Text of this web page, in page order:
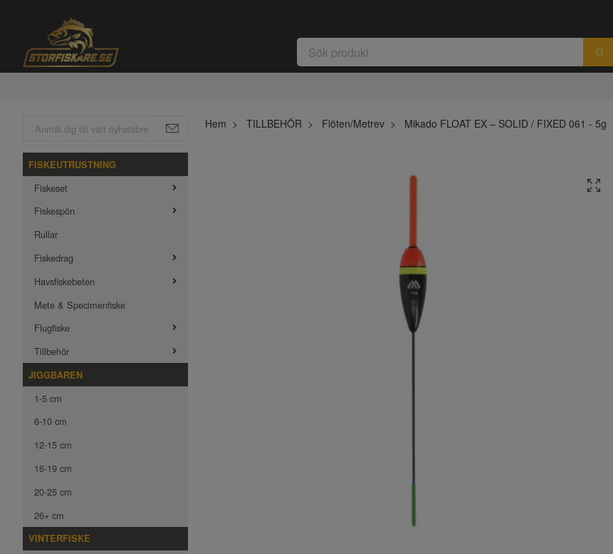
FISKEUTRUSTNING
Fiskeset
Fiskespön
Rullar
Fiskedrag
Havsfiskebeten
Mete & Specimenfiske
Flugfiske
Tillbehör
JIGGBAREN
1-5 cm
6-10 cm
12-15 cm
16-19 cm
20-25 cm
26+ cm
VINTERFISKE
Hem TILLBEHÖR Flöten/Metrev Mikado FLOAT EX – SOLID / FIXED 061 - 5g